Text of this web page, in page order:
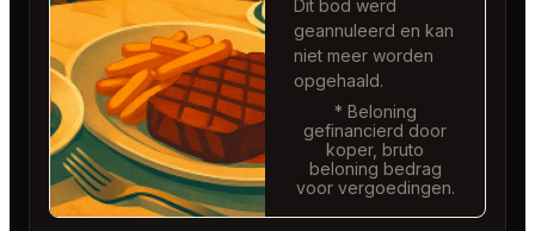
Dit bod werd
geannuleerd en kan
niet meer worden
opgehaald.
* Beloning
gefinancierd door
koper, bruto
beloning bedrag
voor vergoedingen.